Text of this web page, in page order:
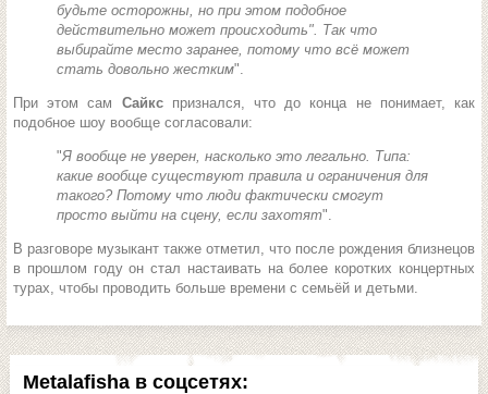
Metalafisha в соцсетях:
будьте осторожны, но при этом подобное
действительно может происходить". Так что
выбирайте место заранее, потому что всё может
стать довольно жестким".
При этом сам Сайкс признался, что до конца не понимает, как
подобное шоу вообще согласовали:
"Я вообще не уверен, насколько это легально. Типа:
какие вообще существуют правила и ограничения для
такого? Потому что люди фактически смогут
просто выйти на сцену, если захотят".
В разговоре музыкант также отметил, что после рождения близнецов
в прошлом году он стал настаивать на более коротких концертных
турах, чтобы проводить больше времени с семьёй и детьми.